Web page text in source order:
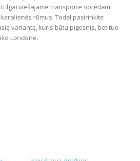
ilgai viešajame transporte norėdami
rūmus. Todėl pasirinkite
variantą, kuris būtų pigesnis, bet tuo
Londone.